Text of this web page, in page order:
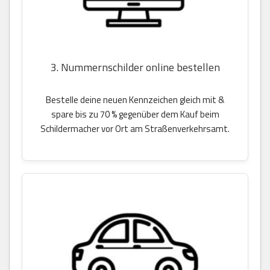
3. Nummernschilder online bestellen
Bestelle deine neuen Kennzeichen gleich mit &
spare bis zu 70 % gegenüber dem Kauf beim
Schildermacher vor Ort am Straßenverkehrsamt.